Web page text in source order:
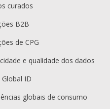
curados
B2B
de CPG
e qualidade dos dados
Global ID
globais de consumo